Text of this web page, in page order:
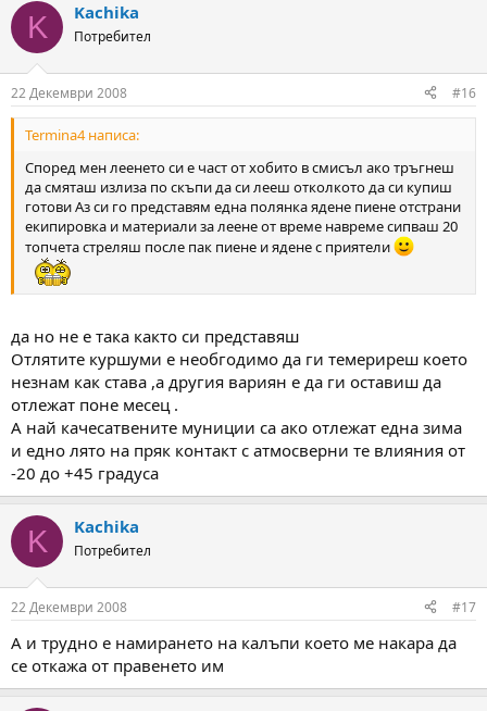
K Kachika
Потребител
22 Декември 2008 #16
Termina4 написа:
Според мен леенето си е част от хобито в смисъл ако тръгнеш
да смяташ излиза по скъпи да си лееш отколкото да си купиш
готови Аз си го представям една полянка ядене пиене отстрани
екипировка и материали за леене от време навреме сипваш 20
топчета стреляш после пак пиене и ядене с приятели
да но не е така както си представяш
Отлятите куршуми е необгодимо да ги темериреш което
незнам как става ,а другия вариян е да ги оставиш да
отлежат поне месец .
А най качесатвените муниции са ако отлежат една зима
и едно лято на пряк контакт с атмосверни те влияния от
-20 до +45 градуса
K Kachika
Потребител
22 Декември 2008 #17
А и трудно е намирането на калъпи което ме накара да
се откажа от правенето им